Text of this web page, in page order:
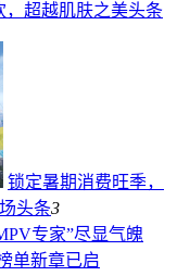
，超越肌肤之美头条
锁定暑期消费旺季，
头条3
专家”尽显气魄
单新章已启